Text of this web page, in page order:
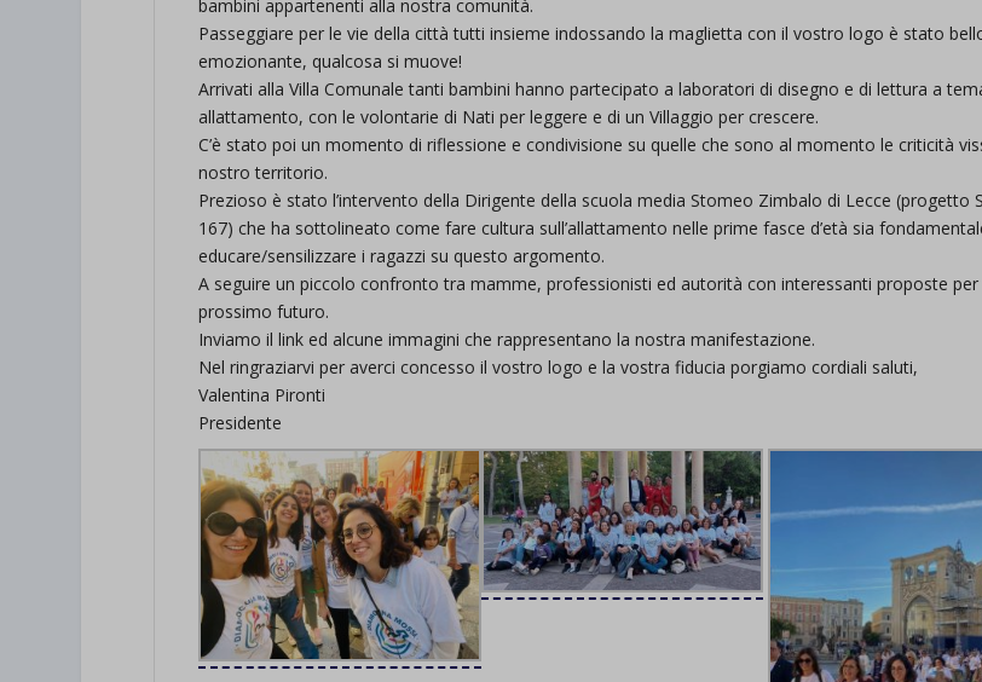
bambini appartenenti alla nostra comunità.
Passeggiare per le vie della città tutti insieme indossando la maglietta con il vostro logo è stato
emozionante, qualcosa si muove!
Arrivati alla Villa Comunale tanti bambini hanno partecipato a laboratori di disegno e di lettura a
allattamento, con le volontarie di Nati per leggere e di un Villaggio per crescere.
C’è stato poi un momento di riflessione e condivisione su quelle che sono al momento le criticità
nostro territorio.
Prezioso è stato l’intervento della Dirigente della scuola media Stomeo Zimbalo di Lecce (progetto
167) che ha sottolineato come fare cultura sull’allattamento nelle prime fasce d’età sia
educare/sensilizzare i ragazzi su questo argomento.
A seguire un piccolo confronto tra mamme, professionisti ed autorità con interessanti proposte per
prossimo futuro.
Inviamo il link ed alcune immagini che rappresentano la nostra manifestazione.
Nel ringraziarvi per averci concesso il vostro logo e la vostra fiducia porgiamo cordiali saluti,
Valentina Pironti
Presidente
et-saved-post*